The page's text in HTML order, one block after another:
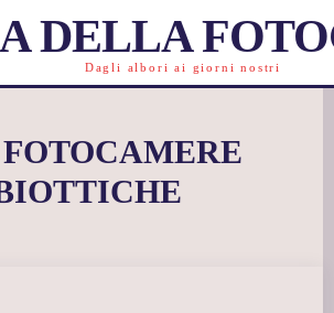
DELLA
Dagli albori ai giorni nostri
FOTOCAMERE